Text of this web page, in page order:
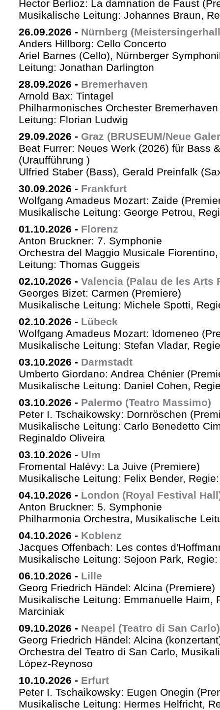
Hector Berlioz: La damnation de Faust
Musikalische Leitung: Johannes Braun,
26.09.2026 - Nürnberg
Anders Hillborg: Cello Concerto
Ariel Barnes (Cello), Nürnberger
Leitung: Jonathan Darlington
28.09.2026 - Bremerhaven
Arnold Bax: Tintagel
Philharmonisches Orchester
Leitung: Florian Ludwig
29.09.2026 - Graz (BRUSEUM/Neue
Beat Furrer: Neues Werk (2026) für Bass
(Uraufführung )
Ulfried Staber (Bass), Gerald Preinfalk
30.09.2026 - Frankfurt
Wolfgang Amadeus Mozart: Zaide
Musikalische Leitung: George Petrou,
01.10.2026 - Florenz
Anton Bruckner: 7. Symphonie
Orchestra del Maggio Musicale
Leitung: Thomas Guggeis
02.10.2026 - Valencia (Palau de les Arts
Georges Bizet: Carmen (Premiere)
Musikalische Leitung: Michele Spotti,
02.10.2026 - Lübeck
Wolfgang Amadeus Mozart: Idomeneo
Musikalische Leitung: Stefan Vladar,
03.10.2026 - Darmstadt
Umberto Giordano: Andrea Chénier
Musikalische Leitung: Daniel Cohen,
03.10.2026 - Palermo (Teatro Massimo)
Peter I. Tschaikowsky: Dornröschen
Musikalische Leitung: Carlo Benedetto
Reginaldo Oliveira
03.10.2026 - Ulm
Fromental Halévy: La Juive (Premiere)
Musikalische Leitung: Felix Bender,
04.10.2026 - London (Royal Festival
Anton Bruckner: 5. Symphonie
Philharmonia Orchestra, Musikalische
04.10.2026 - Koblenz
Jacques Offenbach: Les contes
Musikalische Leitung: Sejoon Park,
06.10.2026 - Lille
Georg Friedrich Händel: Alcina (Premiere)
Musikalische Leitung: Emmanuelle Haim,
Marciniak
09.10.2026 - Neapel (Teatro di San Carlo)
Georg Friedrich Händel: Alcina
Orchestra del Teatro di San Carlo,
López-Reynoso
10.10.2026 - Erfurt
Peter I. Tschaikowsky: Eugen Onegin
Musikalische Leitung: Hermes Helfricht,